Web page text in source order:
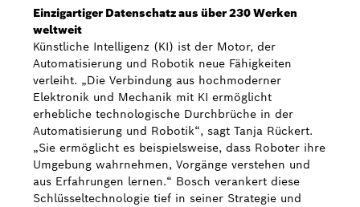
Einzigartiger Datenschatz aus über 230 Werken
weltweit
Künstliche Intelligenz (KI) ist der Motor, der
Automatisierung und Robotik neue Fähigkeiten
verleiht. „Die Verbindung aus hochmoderner
Elektronik und Mechanik mit KI ermöglicht
erhebliche technologische Durchbrüche in der
Automatisierung und Robotik“, sagt Tanja Rückert.
„Sie ermöglicht es beispielsweise, dass Roboter ihre
Umgebung wahrnehmen, Vorgänge verstehen und
aus Erfahrungen lernen.“ Bosch verankert diese
Schlüsseltechnologie tief in seiner Strategie und